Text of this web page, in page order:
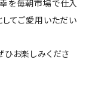
を毎朝市場で仕入
てご愛用いただい
ひお楽しみくださ